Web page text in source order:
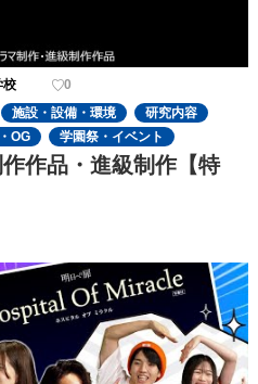
校
0
施設・設備・環境
研究内容
OG 学園祭・イベント
作品・進級制作【特